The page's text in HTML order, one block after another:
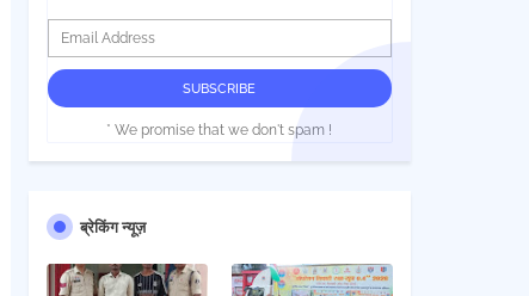
* We promise that we don't spam !
ब्रेकिंग न्यूज़